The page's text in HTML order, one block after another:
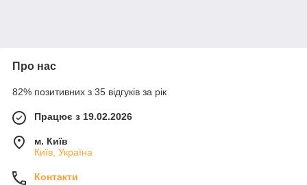
Про нас
82% позитивних з 35 відгуків за рік
Працює з 19.02.2026
м. Київ
Київ, Україна
Контакти